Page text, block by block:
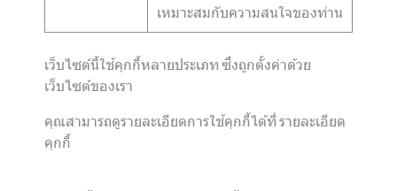
เหมาะสมกับความสนใจของท่าน
เว็บไซต์นี้ใช้คุกกี้หลายประเภท ซึ่งถูกตั้งค่าด้วย
เว็บไซต์ของเรา
คุณสามารถดูรายละเอียดการใช้คุกกี้ได้ที่ รายละเอียด
คุกกี้